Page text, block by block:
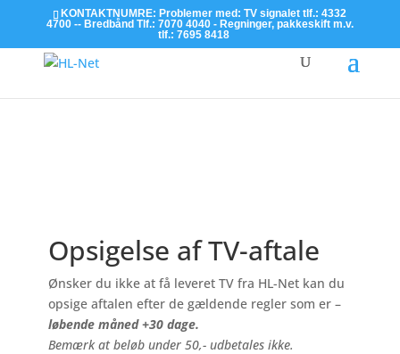
KONTAKTNUMRE: Problemer med: TV signalet tlf.: 4332
4700 -- Bredbånd Tlf.: 7070 4040 - Regninger, pakkeskift m.v.
tlf.: 7695 8418
Opsigelse af TV-aftale
Ønsker du ikke at få leveret TV fra HL-Net kan du
opsige aftalen efter de gældende regler som er –
løbende måned +30 dage.
Bemærk at beløb under 50,- udbetales ikke.